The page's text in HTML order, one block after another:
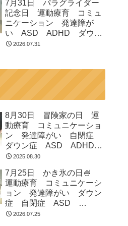
市 つくばみらい市 坂東
市 守谷市
7月31日 パラグライダー
記念日 運動療育 コミュ
ニケーション 発達障が
い ASD ADHD ダウン
症 児童発達支援 放課後
2026.07.31
8月30日 冒険家の日 運
動療育 コミュニケーショ
ン 発達障がい 自閉症
ダウン症 ASD ADHD
放課後等デイサービス 児
ばみらい市 坂東市 守谷
市
2025.08.30
7月25日 かき氷の日🍧
運動療育 コミュニケーシ
ョン 発達障がい ダウン
症 自閉症 ASD
ADHD 児童発達支援 放
2026.07.25